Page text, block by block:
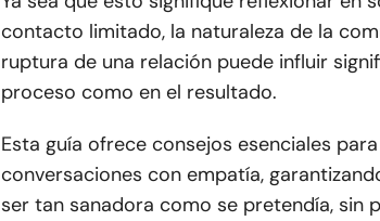
contacto limitado, la naturaleza de la
ruptura de una relación puede influir
proceso como en el resultado.
Esta guía ofrece consejos esenciales
conversaciones con empatía,
ser tan sanadora como se pretendía, sin